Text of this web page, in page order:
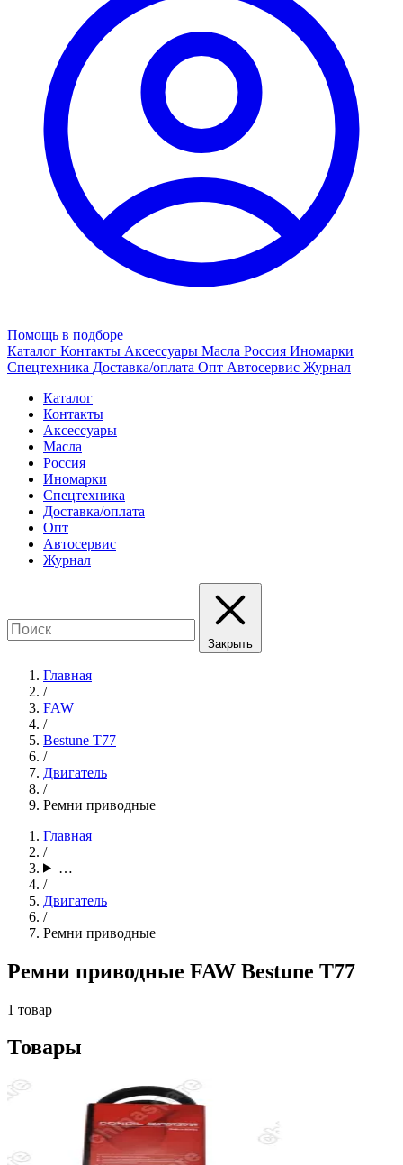
Помощь в подборе
Каталог Контакты Аксессуары Масла Россия Иномарки
Спецтехника Доставка/оплата Опт Автосервис Журнал
Каталог
Контакты
Аксессуары
Масла
Россия
Иномарки
Спецтехника
Доставка/оплата
Опт
Автосервис
Журнал
Закрыть
Главная
/
FAW
/
Bestune T77
/
Двигатель
/
Ремни приводные
Главная
/
…
/
Двигатель
/
Ремни приводные
Ремни приводные FAW Bestune T77
1 товар
Товары